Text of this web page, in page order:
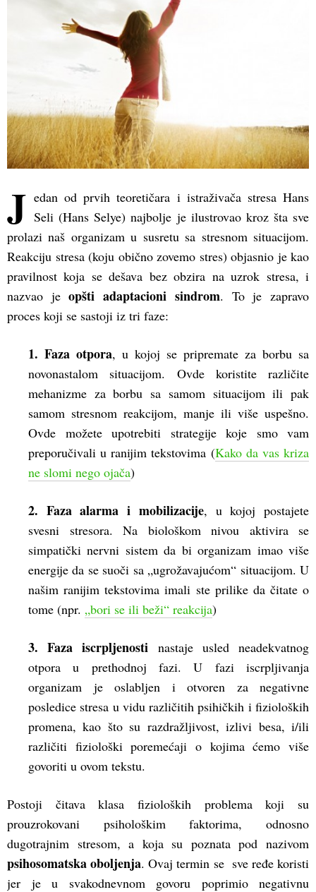
J edan od prvih teoretičara i istraživača stresa Hans
Seli (Hans Selye) najbolje je ilustrovao kroz šta sve
prolazi naš organizam u susretu sa stresnom situacijom.
Reakciju stresa (koju obično zovemo stres) objasnio je kao
pravilnost koja se dešava bez obzira na uzrok stresa, i
nazvao jeopšti adaptacioni sindrom. To je zapravo
proces koji se sastoji iz tri faze:
1. Faza otpora, u kojoj se pripremate za borbu sa
novonastalom situacijom. Ovde koristite različite
mehanizme za borbu sa samom situacijom ili pak
samom stresnom reakcijom, manje ili više uspešno.
Ovde možete upotrebiti strategije koje smo vam
preporučivali u ranijim tekstovima (Kako da vas kriza
ne slomi nego ojača)
2. Faza alarma i mobilizacije, u kojoj postajete
svesni stresora. Na biološkom nivou aktivira se
simpatički nervni sistem da bi organizam imao više
energije da se suoči sa „ugrožavajućom“ situacijom. U
našim ranijim tekstovima imali ste prilike da čitate o
tome (npr. „bori se ili beži“ reakcija)
3.Faza iscrpljenosti nastaje usled neadekvatnog
otpora u prethodnoj fazi. U fazi iscrpljivanja
organizam je oslabljen i otvoren za negativne
posledice stresa u vidu različitih psihičkih i fizioloških
promena, kao što su razdražljivost, izlivi besa, i/ili
različiti fiziološki poremećaji o kojima ćemo više
govoriti u ovom tekstu.
Postoji čitava klasa fizioloških problema koji su
prouzrokovani psihološkim faktorima, odnosno
dugotrajnim stresom, a koja su poznata pod nazivom
psihosomatska oboljenja. Ovaj termin se sve ređe koristi
jer je u svakodnevnom govoru poprimio negativnu